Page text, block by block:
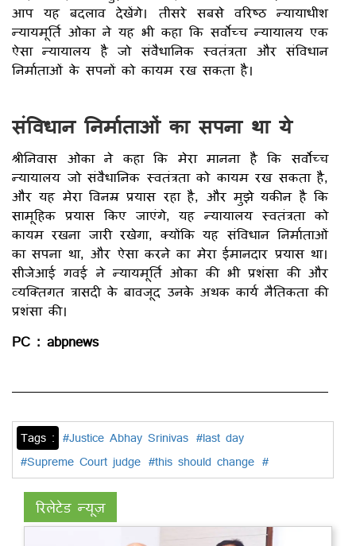
आप यह बदलाव देखेंगे। तीसरे सबसे वरिष्ठ न्यायाधीश
न्यायमूर्ति ओका ने यह भी कहा कि सर्वोच्च न्यायालय एक
ऐसा न्यायालय है जो संवैधानिक स्वतंत्रता और संविधान
निर्माताओं के सपनों को कायम रख सकता है।
संविधान निर्माताओं का सपना था ये
श्रीनिवास ओका ने कहा कि मेरा मानना ​​है कि सर्वोच्च
न्यायालय जो संवैधानिक स्वतंत्रता को कायम रख सकता है,
और यह मेरा विनम्र प्रयास रहा है, और मुझे यकीन है कि
सामूहिक प्रयास किए जाएंगे, यह न्यायालय स्वतंत्रता को
कायम रखना जारी रखेगा, क्योंकि यह संविधान निर्माताओं
का सपना था, और ऐसा करने का मेरा ईमानदार प्रयास था।
सीजेआई गवई ने न्यायमूर्ति ओका की भी प्रशंसा की और
व्यक्तिगत त्रासदी के बावजूद उनके अथक कार्य नैतिकता की
प्रशंसा की।
PC : abpnews
Tags : #Justice Abhay Srinivas #last day
#Supreme Court judge #this should change #
रिलेटेड न्यूज़